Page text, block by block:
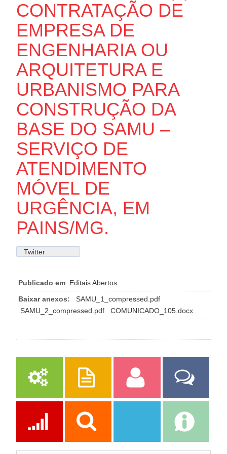
CONTRATAÇÃO DE
EMPRESA DE
ENGENHARIA OU
ARQUITETURA E
URBANISMO PARA
CONSTRUÇÃO DA
BASE DO SAMU –
SERVIÇO DE
ATENDIMENTO
MÓVEL DE
URGÊNCIA, EM
PAINS/MG.
Twitter
Publicado em Editais Abertos
Baixar anexos:
SAMU_1_compressed.pdf
SAMU_2_compressed.pdf
COMUNICADO_105.docx
Serviços Publicações Servidor
Fale Com a
Prefeitura